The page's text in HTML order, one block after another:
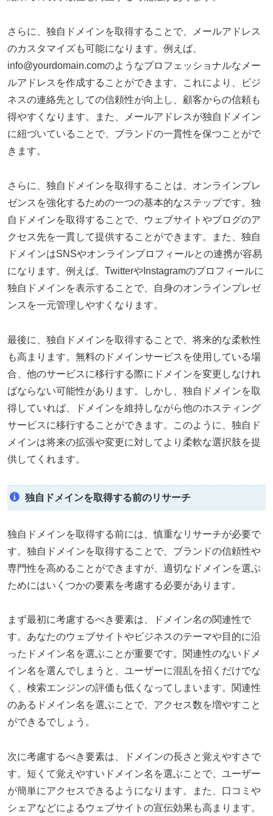
さらに、独自ドメインを取得することで、メールアドレス
のカスタマイズも可能になります。例えば、
info@yourdomain.comのようなプロフェッショナルなメー
ルアドレスを作成することができます。これにより、ビジ
ネスの連絡先としての信頼性が向上し、顧客からの信頼も
得やすくなります。また、メールアドレスが独自ドメイン
に紐づいていることで、ブランドの一貫性を保つことがで
きます。
さらに、独自ドメインを取得することは、オンラインプレ
ゼンスを強化するための一つの基本的なステップです。独
自ドメインを取得することで、ウェブサイトやブログのア
クセス先を一貫して提供することができます。また、独自
ドメインはSNSやオンラインプロフィールとの連携が容易
になります。例えば、TwitterやInstagramのプロフィールに
独自ドメインを表示することで、自身のオンラインプレゼ
ンスを一元管理しやすくなります。
最後に、独自ドメインを取得することで、将来的な柔軟性
も高まります。無料のドメインサービスを使用している場
合、他のサービスに移行する際にドメインを変更しなけれ
ばならない可能性があります。しかし、独自ドメインを取
得していれば、ドメインを維持しながら他のホスティング
サービスに移行することができます。このように、独自ド
メインは将来の拡張や変更に対してより柔軟な選択肢を提
供してくれます。
独自ドメインを取得する前のリサーチ
独自ドメインを取得する前には、慎重なリサーチが必要で
す。独自ドメインを取得することで、ブランドの信頼性や
専門性を高めることができますが、適切なドメインを選ぶ
ためにはいくつかの要素を考慮する必要があります。
まず最初に考慮するべき要素は、ドメイン名の関連性で
す。あなたのウェブサイトやビジネスのテーマや目的に沿
ったドメイン名を選ぶことが重要です。関連性のないドメ
イン名を選んでしまうと、ユーザーに混乱を招くだけでな
く、検索エンジンの評価も低くなってしまいます。関連性
のあるドメイン名を選ぶことで、アクセス数を増やすこと
ができるでしょう。
次に考慮するべき要素は、ドメインの長さと覚えやすさで
す。短くて覚えやすいドメイン名を選ぶことで、ユーザー
が簡単にアクセスできるようになります。また、口コミや
シェアなどによるウェブサイトの宣伝効果も高まります。